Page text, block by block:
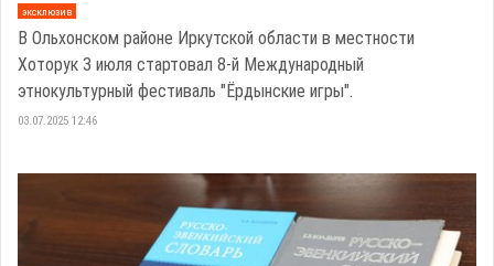
эксклюзив
В Ольхонском районе Иркутской области в местности
Хоторук 3 июля стартовал 8-й Международный
этнокультурный фестиваль "Ёрдынские игры".
03.07.2025 12:46